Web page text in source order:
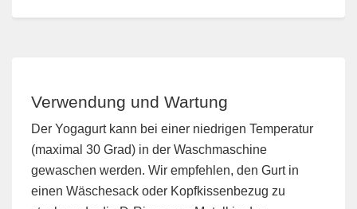
Verwendung und Wartung
Der Yogagurt kann bei einer niedrigen Temperatur
(maximal 30 Grad) in der Waschmaschine
gewaschen werden. Wir empfehlen, den Gurt in
einen Wäschesack oder Kopfkissenbezug zu